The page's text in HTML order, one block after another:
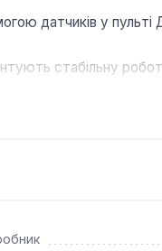
датчиків у
стабільну
кімнатах, офісах